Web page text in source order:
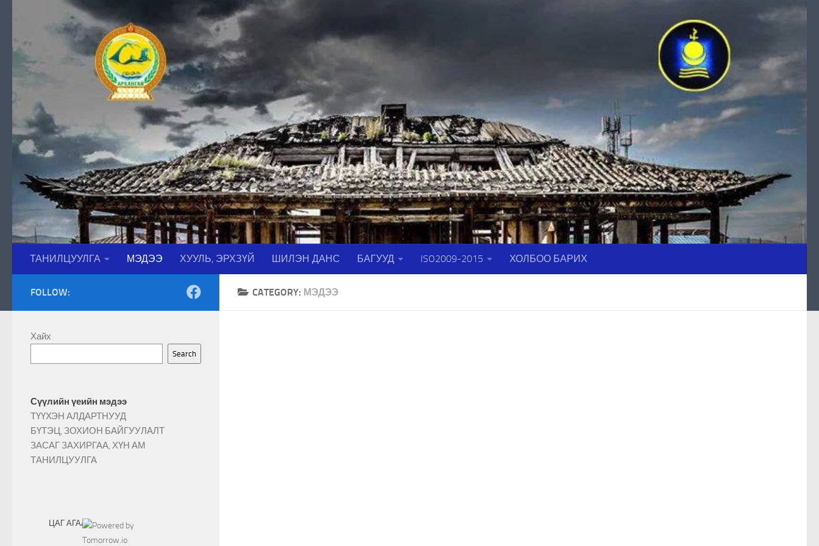
Skip to content
ТАНИЛЦУУЛГА МЭДЭЭ ХУУЛЬ, ЭРХЗҮЙ ШИЛЭН ДАНС БАГУУД ISO2009-2015 ХОЛБОО БАРИХ
CATEGORY: МЭДЭЭ
FOLLOW:
Хайх
Search
Сүүлийн үеийн мэдээ
ТҮҮХЭН АЛДАРТНУУД
БҮТЭЦ, ЗОХИОН БАЙГУУЛАЛТ
ЗАСАГ ЗАХИРГАА, ХҮН АМ
ТАНИЛЦУУЛГА
ЦАГ АГААР